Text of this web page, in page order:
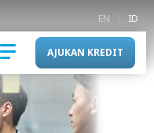
EN ID
AJUKAN KREDIT